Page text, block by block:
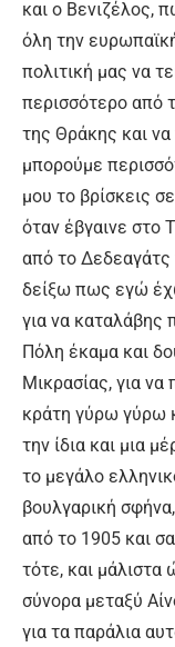
και ο Βενιζέλος,
όλη την
πολιτική μας να
περισσότερο από
της Θράκης και
μπορούμε
μου το βρίσκεις
όταν έβγαινε στο
από το
δείξω πως εγώ
για να καταλάβης
Πόλη έκαμα και
Μικρασίας, για
κράτη γύρω γύρω
την ίδια και μια
το μεγάλο
βουλγαρική
από το 1905 και
τότε, και
σύνορα μεταξύ
για τα παράλια